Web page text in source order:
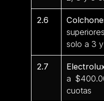
2.6
solo a 3
2.7
a
cuotas